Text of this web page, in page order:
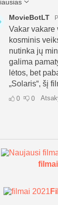
filmai